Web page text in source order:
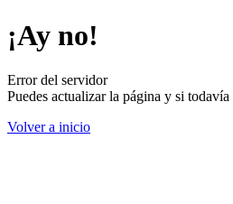
¡Ay no!
Error del servidor
Puedes actualizar la página y si
Volver a inicio